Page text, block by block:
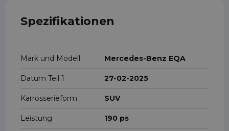
Spezifikationen
Mark und Modell Mercedes-Benz EQA
Datum Teil 1 27-02-2025
Karrosserieform SUV
Leistung 190 ps